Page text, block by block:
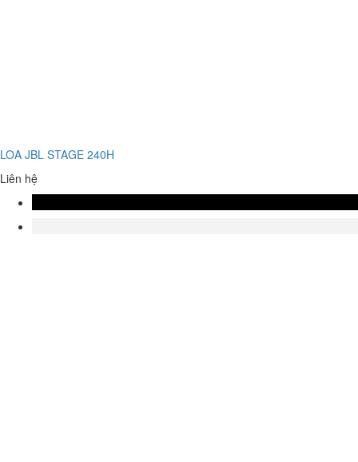
LOA JBL STAGE 240H
Liên hệ